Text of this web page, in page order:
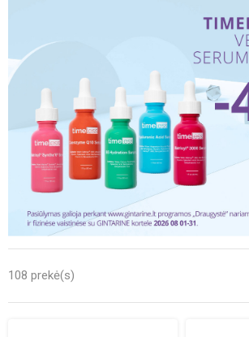
iki į bėrimus linkusios odos priežiūros.
pagal savo odos tipą, jautrumą ir pagrindines
kuriomis susiduriate kasdien.
108 prekė(s)